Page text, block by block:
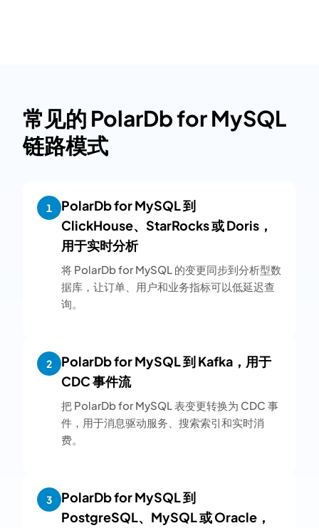
常见的 PolarDb for MySQL
链路模式
1
PolarDb for MySQL 到
ClickHouse、StarRocks 或 Doris，
用于实时分析
将 PolarDb for MySQL 的变更同步到分析型数
据库，让订单、用户和业务指标可以低延迟查
询。
2
PolarDb for MySQL 到 Kafka，用于
CDC 事件流
把 PolarDb for MySQL 表变更转换为 CDC 事
件，用于消息驱动服务、搜索索引和实时消
费。
3
PolarDb for MySQL 到
PostgreSQL、MySQL 或 Oracle，